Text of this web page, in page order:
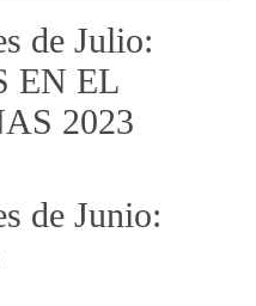
de Julio:
EN EL
2023
de Junio: